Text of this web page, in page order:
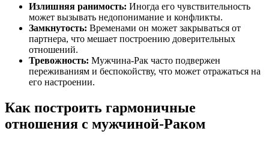
Излишняя ранимость: Иногда его чувствительность
может вызывать недопонимание и конфликты.
Замкнутость: Временами он может закрываться от
партнера, что мешает построению доверительных
отношений.
Тревожность: Мужчина-Рак часто подвержен
переживаниям и беспокойству, что может отражаться на
его настроении.
Как построить гармоничные
отношения с мужчиной-Раком